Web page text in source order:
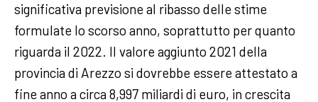
significativa previsione al ribasso delle stime
formulate lo scorso anno, soprattutto per quanto
riguarda il 2022. Il valore aggiunto 2021 della
provincia di Arezzo si dovrebbe essere attestato a
fine anno a circa 8,997 miliardi di euro, in crescita